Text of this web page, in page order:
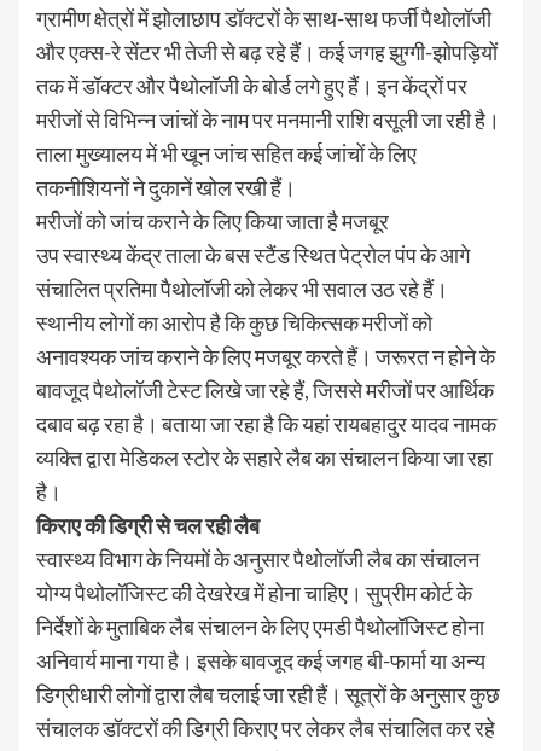
ग्रामीण क्षेत्रों में झोलाछाप डॉक्टरों के साथ-साथ फर्जी पैथोलॉजी
और एक्स-रे सेंटर भी तेजी से बढ़ रहे हैं। कई जगह झुग्गी-झोपड़ियों
तक में डॉक्टर और पैथोलॉजी के बोर्ड लगे हुए हैं। इन केंद्रों पर
मरीजों से विभिन्न जांचों के नाम पर मनमानी राशि वसूली जा रही है।
ताला मुख्यालय में भी खून जांच सहित कई जांचों के लिए
तकनीशियनों ने दुकानें खोल रखी हैं।
मरीजों को जांच कराने के लिए किया जाता है मजबूर
उप स्वास्थ्य केंद्र ताला के बस स्टैंड स्थित पेट्रोल पंप के आगे
संचालित प्रतिमा पैथोलॉजी को लेकर भी सवाल उठ रहे हैं।
स्थानीय लोगों का आरोप है कि कुछ चिकित्सक मरीजों को
अनावश्यक जांच कराने के लिए मजबूर करते हैं। जरूरत न होने के
बावजूद पैथोलॉजी टेस्ट लिखे जा रहे हैं, जिससे मरीजों पर आर्थिक
दबाव बढ़ रहा है। बताया जा रहा है कि यहां रायबहादुर यादव नामक
व्यक्ति द्वारा मेडिकल स्टोर के सहारे लैब का संचालन किया जा रहा
है।
किराए की डिग्री से चल रही लैब
स्वास्थ्य विभाग के नियमों के अनुसार पैथोलॉजी लैब का संचालन
योग्य पैथोलॉजिस्ट की देखरेख में होना चाहिए। सुप्रीम कोर्ट के
निर्देशों के मुताबिक लैब संचालन के लिए एमडी पैथोलॉजिस्ट होना
अनिवार्य माना गया है। इसके बावजूद कई जगह बी-फार्मा या अन्य
डिग्रीधारी लोगों द्वारा लैब चलाई जा रही हैं। सूत्रों के अनुसार कुछ
संचालक डॉक्टरों की डिग्री किराए पर लेकर लैब संचालित कर रहे